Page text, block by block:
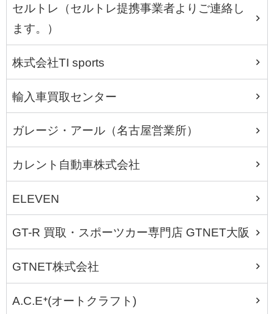
セルトレ（セルトレ提携事業者よりご連絡し
ます。）
株式会社TI sports
輸入車買取センター
ガレージ・アール（名古屋営業所）
カレント自動車株式会社
ELEVEN
GT-R 買取・スポーツカー専門店 GTNET大阪
GTNET株式会社
A.C.E⁺(オートクラフト)